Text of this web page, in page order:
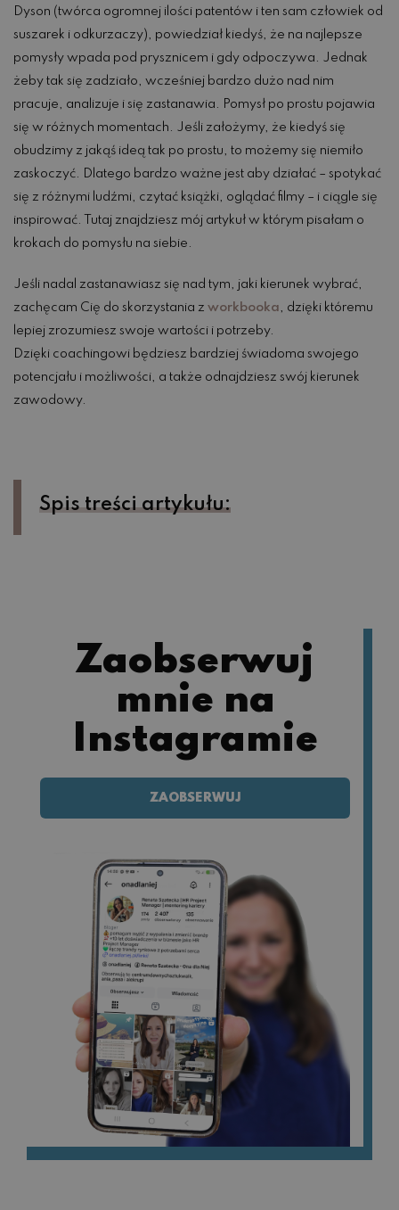
Dyson (twórca ogromnej ilości patentów i ten sam człowiek od
suszarek i odkurzaczy), powiedział kiedyś, że na najlepsze
pomysły wpada pod prysznicem i gdy odpoczywa. Jednak
żeby tak się zadziało, wcześniej bardzo dużo nad nim
pracuje, analizuje i się zastanawia. Pomysł po prostu pojawia
się w różnych momentach. Jeśli założymy, że kiedyś się
obudzimy z jakąś ideą tak po prostu, to możemy się niemiło
zaskoczyć. Dlatego bardzo ważne jest aby działać – spotykać
się z różnymi ludźmi, czytać książki, oglądać filmy – i ciągle się
inspirować. Tutaj znajdziesz mój artykuł w którym pisałam o
krokach do pomysłu na siebie.
Jeśli nadal zastanawiasz się nad tym, jaki kierunek wybrać,
zachęcam Cię do skorzystania z workbooka, dzięki któremu
lepiej zrozumiesz swoje wartości i potrzeby.
Dzięki coachingowi będziesz bardziej świadoma swojego
potencjału i możliwości, a także odnajdziesz swój kierunek
zawodowy.
Spis treści artykułu:
Zaobserwuj
mnie na
Instagramie
ZAOBSERWUJ